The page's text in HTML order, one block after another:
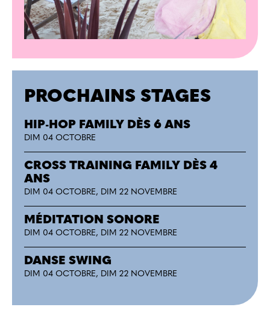
PROCHAINS STAGES
HIP-HOP FAMILY DÈS 6 ANS
DIM 04 OCTOBRE
CROSS TRAINING FAMILY DÈS 4
ANS
DIM 04 OCTOBRE, DIM 22 NOVEMBRE
MÉDITATION SONORE
DIM 04 OCTOBRE, DIM 22 NOVEMBRE
DANSE SWING
DIM 04 OCTOBRE, DIM 22 NOVEMBRE